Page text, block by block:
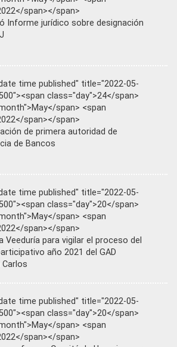
span></span>
Informe jurídico sobre designación
time published" title="2022-05-
class="day">24</span>
span> <span
span></span>
de primera autoridad de
de Bancos
time published" title="2022-05-
class="day">20</span>
span> <span
span></span>
Veeduría para vigilar el proceso del
año 2021 del GAD
Carlos
time published" title="2022-05-
class="day">20</span>
span> <span
span></span>